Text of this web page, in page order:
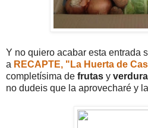
Y no quiero acabar esta entrada
a RECAPTE, "La Huerta de
completísima de frutas y
no dudeis que la aprovecharé y